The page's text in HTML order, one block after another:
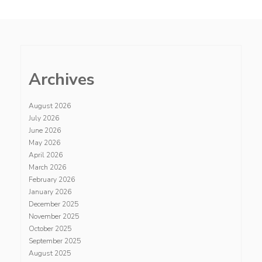
Archives
August 2026
July 2026
June 2026
May 2026
April 2026
March 2026
February 2026
January 2026
December 2025
November 2025
October 2025
September 2025
August 2025